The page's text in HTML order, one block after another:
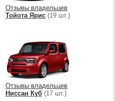
Отзывы владельцев
Тойота Ярис(19 шт.)
Отзывы владельцев
Ниссан Куб(17 шт.)